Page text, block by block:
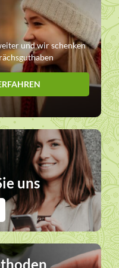
und wir schenken
uns